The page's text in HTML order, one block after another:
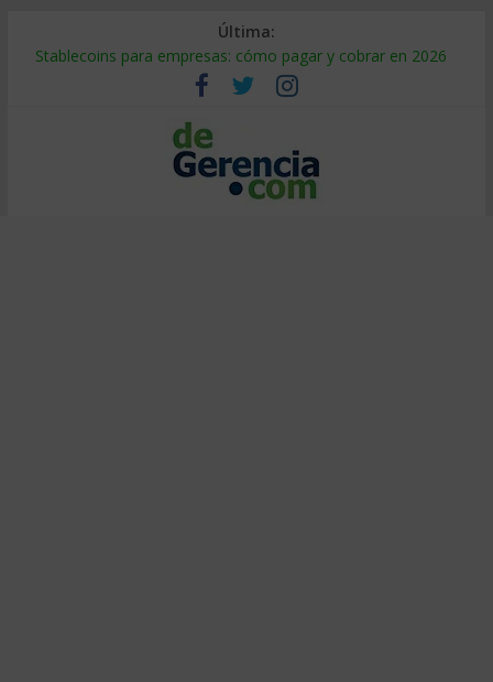
Última:
Stablecoins para empresas: cómo pagar y cobrar en 2026
Despido silencioso: qué es y por qué sale tan caro
IA en selección de personal: cómo auditarla a tiempo
Trabajo forzoso en la cadena de suministro: qué hacer
Mercado hispano de EE. UU.: cómo segmentarlo y venderle